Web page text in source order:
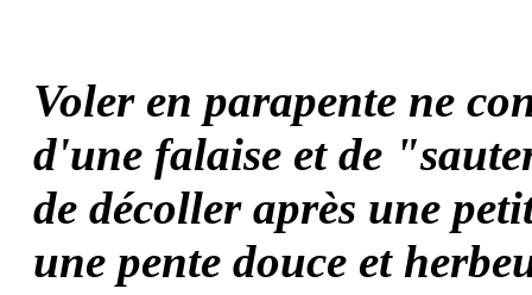
Voler en parapente ne
d'une falaise et de
de décoller après une
une pente douce et